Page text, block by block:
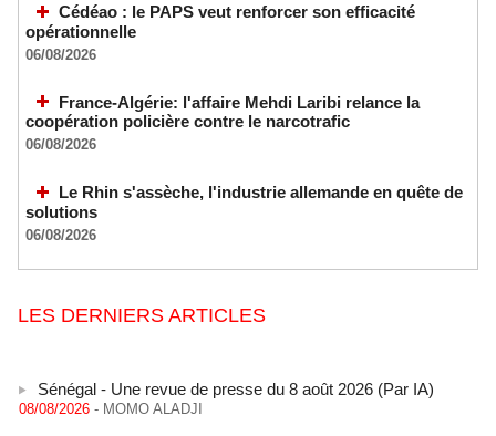
Cédéao : le PAPS veut renforcer son efficacité
opérationnelle
06/08/2026
France-Algérie: l'affaire Mehdi Laribi relance la
coopération policière contre le narcotrafic
06/08/2026
Le Rhin s'assèche, l'industrie allemande en quête de
solutions
06/08/2026
LES DERNIERS ARTICLES
08/08/2026 -MOMO ALADJI